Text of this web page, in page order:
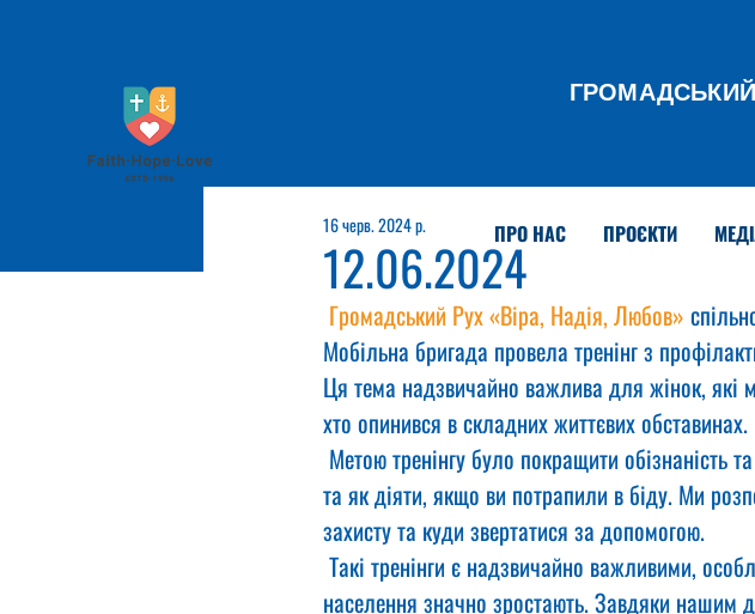
ПРО НАС ПРОЄКТИ
12.06.2024
16 черв. 2024 р.
Громадський Рух «Віра, Надія, Любов»
Мобільна бригада провела тренінг з
Ця тема надзвичайно важлива для жінок, які
хто опинився в складних життєвих обставинах.
Метою тренінгу було покращити обізнаність
та як діяти, якщо ви потрапили в біду. Ми
захисту та куди звертатися за допомогою.
Такі тренінги є надзвичайно важливими,
населення значно зростають. Завдяки нашим